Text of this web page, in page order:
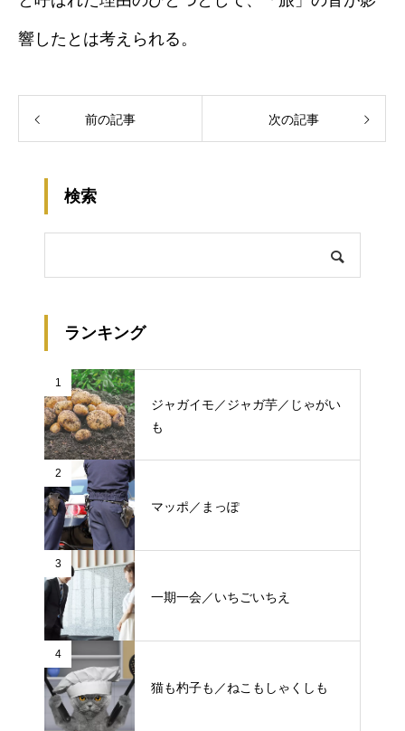
響したとは考えられる。
前の記事 次の記事
検索
ランキング
1
ジャガイモ／ジャガ芋／じゃがい
も
2
マッポ／まっぽ
3
一期一会／いちごいちえ
4
猫も杓子も／ねこもしゃくしも